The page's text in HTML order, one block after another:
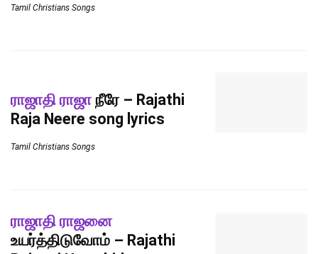
Tamil Christians Songs
ராஜாதி ராஜாநீரே – Rajathi
Raja Neere song lyrics
Tamil Christians Songs
ராஜாதி ராஜனை
உயர்த்திடுவோம் – Rajathi